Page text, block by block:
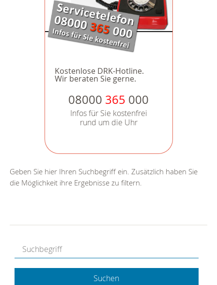
Kostenlose DRK-Hotline.
Wir beraten Sie gerne.
08000 365 000
Infos für Sie kostenfrei
rund um die Uhr
Geben Sie hier Ihren Suchbegriff ein. Zusätzlich haben Sie
die Möglichkeit ihre Ergebnisse zu filtern.
Suchen